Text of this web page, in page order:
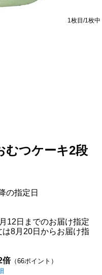
1枚目/1枚中
むつケーキ2段
の指定日
12日までのお届け指定
8月20日からお届け指
倍（66ポイント）
ンカードのご利用でたまるポイ